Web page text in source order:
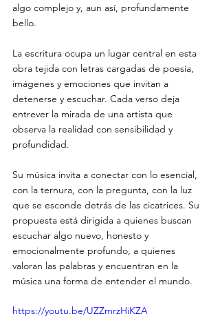
algo complejo y, aun así, profundamente
bello.
La escritura ocupa un lugar central en esta
obra tejida con letras cargadas de poesía,
imágenes y emociones que invitan a
detenerse y escuchar. Cada verso deja
entrever la mirada de una artista que
observa la realidad con sensibilidad y
profundidad.
Su música invita a conectar con lo esencial,
con la ternura, con la pregunta, con la luz
que se esconde detrás de las cicatrices. Su
propuesta está dirigida a quienes buscan
escuchar algo nuevo, honesto y
emocionalmente profundo, a quienes
valoran las palabras y encuentran en la
música una forma de entender el mundo.
https://youtu.be/UZZmrzHiKZA